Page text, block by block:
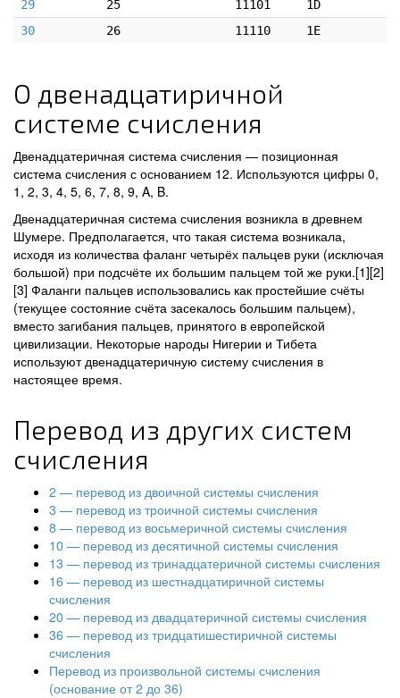
29
25 11101
1D
30
26 11110 1E
О двенадцатиричной
системе счисления
Двенадцатеричная система счисления — позиционная
система счисления с основанием 12. Используются цифры 0,
1, 2, 3, 4, 5, 6, 7, 8, 9, A, B.
Двенадцатеричная система счисления возникла в древнем
Шумере. Предполагается, что такая система возникала,
исходя из количества фаланг четырёх пальцев руки (исключая
большой) при подсчёте их большим пальцем той же руки.[1][2]
[3] Фаланги пальцев использовались как простейшие счёты
(текущее состояние счёта засекалось большим пальцем),
вместо загибания пальцев, принятого в европейской
цивилизации. Некоторые народы Нигерии и Тибета
используют двенадцатеричную систему счисления в
настоящее время.
Перевод из других систем
счисления
2 — перевод из двоичной системы счисления
3 — перевод из троичной системы счисления
8 — перевод из восьмеричной системы счисления
10 — перевод из десятичной системы счисления
13 — перевод из тринадцатеричной системы счисления
16 — перевод из шестнадцатиричной системы
счисления
20 — перевод из двадцатеричной системы счисления
36 — перевод из тридцатишестиричной системы
счисления
Перевод из произвольной системы счисления
(основание от 2 до 36)